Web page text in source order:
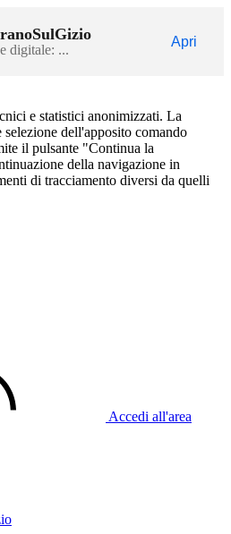
digitale: ...
Apri
e statistici anonimizzati. La
dell'apposito comando
il pulsante "Continua la
della navigazione in
di tracciamento diversi da quelli
Accedi all'area